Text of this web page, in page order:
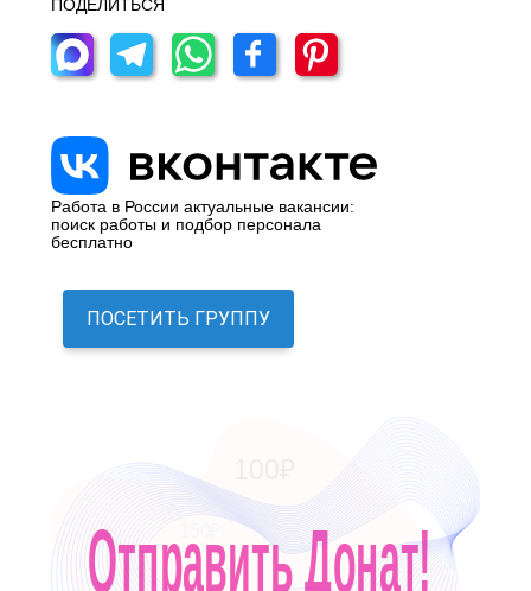
ПОДЕЛИТЬСЯ
Работа в России актуальные вакансии:
поиск работы и подбор персонала
бесплатно
ПОСЕТИТЬ ГРУППУ